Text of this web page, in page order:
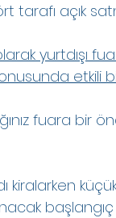
tarafı açık
yurtdışı
etkili
fuara bir
kiralarken